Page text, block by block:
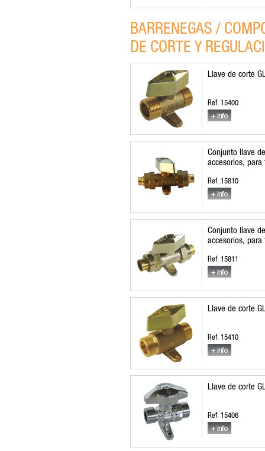
BARRENEGAS /
DE CORTE Y
Llave de corte
Ref. 15400
Conjunto llave
accesorios,
Ref. 15810
Conjunto llave
accesorios,
Ref. 15811
Llave de corte
Ref. 15410
Llave de corte
Ref. 15406